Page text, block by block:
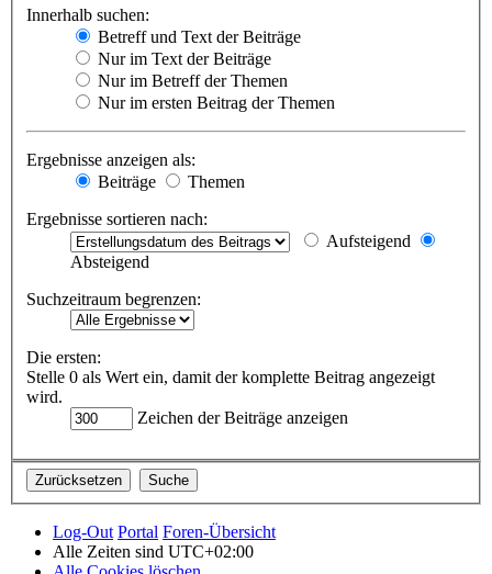
Innerhalb suchen:
Betreff und Text der Beiträge
Nur im Text der Beiträge
Nur im Betreff der Themen
Nur im ersten Beitrag der Themen
Ergebnisse anzeigen als:
Beiträge
Themen
Ergebnisse sortieren nach:
Aufsteigend
Absteigend
Suchzeitraum begrenzen:
Die ersten:
Stelle 0 als Wert ein, damit der komplette Beitrag angezeigt
wird.
Zeichen der Beiträge anzeigen
Log-Out Portal Foren-Übersicht
Alle Zeiten sind UTC+02:00